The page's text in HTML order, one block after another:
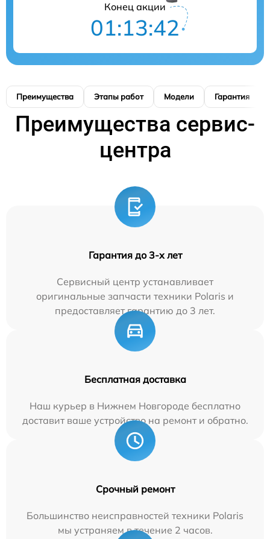
Конец акции
01:13:41
Преимущества Этапы работ Модели Гарантия
Преимущества сервис-
центра
Гарантия до 3-х лет
Сервисный центр устанавливает
оригинальные запчасти техники Polaris и
предоставляет гарантию до 3 лет.
Бесплатная доставка
Наш курьер в Нижнем Новгороде бесплатно
доставит ваше устройство на ремонт и обратно.
Срочный ремонт
Большинство неисправностей техники Polaris
мы устраняем в течение 2 часов.